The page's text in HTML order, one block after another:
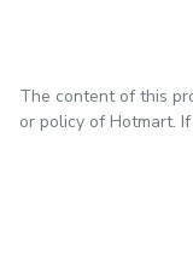
The content of this
or policy of Hotmart.